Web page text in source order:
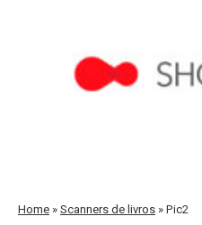
Home »Scanners de livros »Pic2